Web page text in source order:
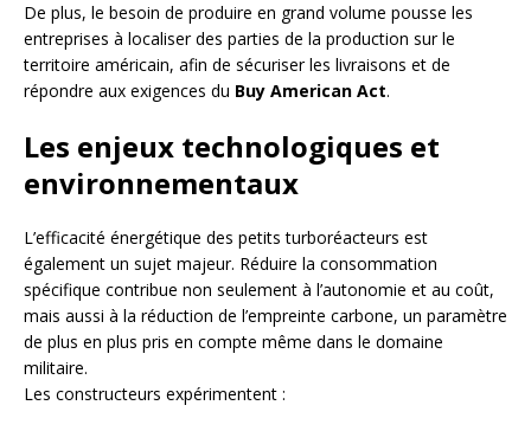
De plus, le besoin de produire en grand volume pousse les
entreprises à localiser des parties de la production sur le
territoire américain, afin de sécuriser les livraisons et de
répondre aux exigences du Buy American Act.
Les enjeux technologiques et
environnementaux
L’efficacité énergétique des petits turboréacteurs est
également un sujet majeur. Réduire la consommation
spécifique contribue non seulement à l’autonomie et au coût,
mais aussi à la réduction de l’empreinte carbone, un paramètre
de plus en plus pris en compte même dans le domaine
militaire.
Les constructeurs expérimentent :